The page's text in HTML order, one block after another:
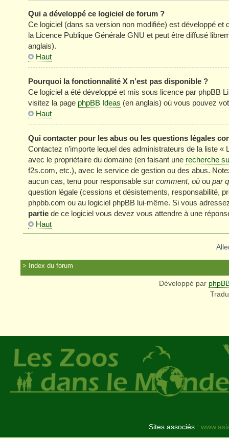
Qui a développé ce logiciel de forum ?
Ce logiciel (dans sa version non modifiée) est développé et
la Licence Publique Générale GNU et peut être diffusé
anglais).
Haut
Pourquoi la fonctionnalité X n’est pas disponible ?
Ce logiciel a été développé et mis sous licence par phpBB
visitez la page phpBB Ideas (en anglais) où vous pouvez
Haut
Qui contacter pour les abus ou les questions légales
Contactez n’importe lequel des administrateurs de la liste
avec le propriétaire du domaine (en faisant une recherche
f2s.com, etc.), avec le service de gestion ou des abus.
aucun cas, tenu pour responsable sur comment, où ou par
question légale (cessions et désistements, responsabilité,
phpbb.com ou au logiciel phpBB lui-même. Si vous
partie de ce logiciel vous devez vous attendre à une
Haut
Index du forum
Développé par
Sites associés :